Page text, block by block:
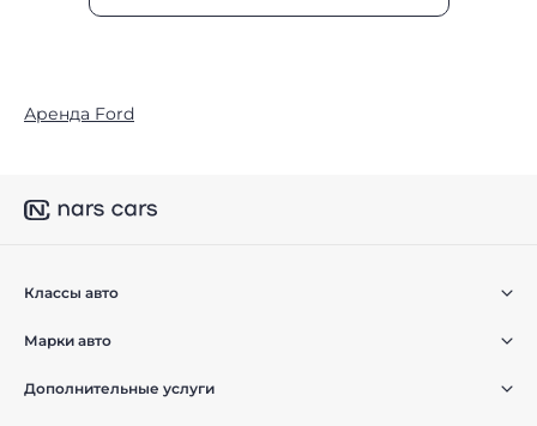
Аренда Ford
Классы авто
Марки авто
Дополнительные услуги